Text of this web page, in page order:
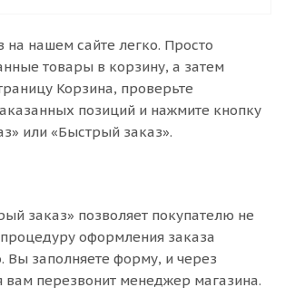
на нашем сайте легко. Просто
товары в корзину, а затем
Корзина, проверьте
позиций и нажмите кнопку
или «Быстрый заказ».
заказ» позволяет покупателю не
оформления заказа
Вы заполняете форму, и через
вам перезвонит менеджер магазина.